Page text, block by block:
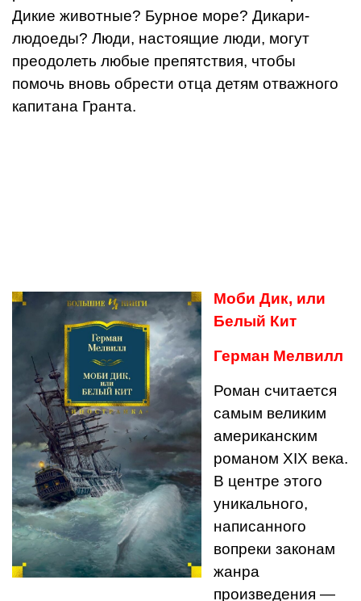
Дикие животные? Бурное море? Дикари-
людоеды? Люди, настоящие люди, могут
преодолеть любые препятствия, чтобы
помочь вновь обрести отца детям отважного
капитана Гранта.
Моби Дик, или
Белый Кит
Герман Мелвилл
Роман считается
самым великим
американским
романом XIX века.
В центре этого
уникального,
написанного
вопреки законам
жанра
произведения —